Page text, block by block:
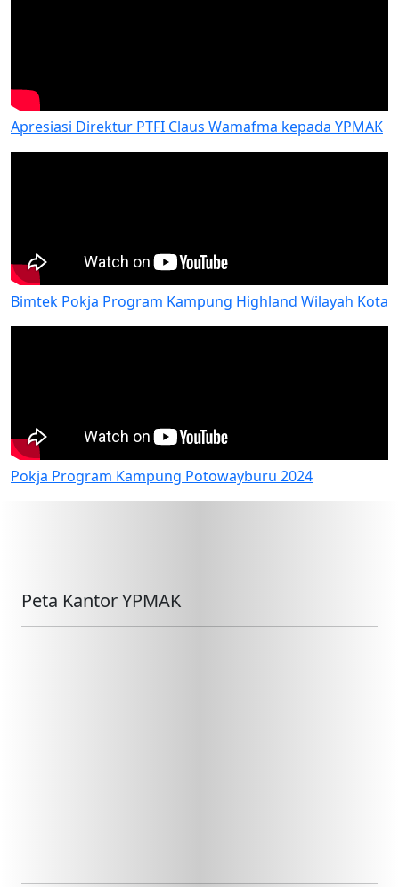
Apresiasi Direktur PTFI Claus Wamafma kepada YPMAK
Bimtek Pokja Program Kampung Highland Wilayah Kota
Pokja Program Kampung Potowayburu 2024
Peta Kantor YPMAK